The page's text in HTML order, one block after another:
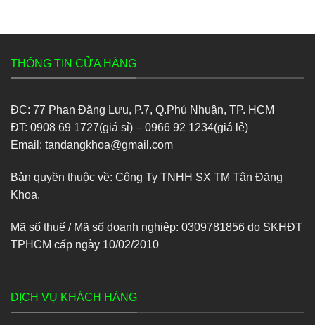
THÔNG TIN CỬA HÀNG
ĐC: 77 Phan Đăng Lưu, P.7, Q.Phú Nhuận, TP. HCM
ĐT: 0908 69 1727(giá sỉ) – 0966 92 1234(giá lẻ)
Email: tandangkhoa@gmail.com
Bản quyền thuộc về: Công Ty TNHH SX TM Tân Đăng
Khoa.
Mã số thuế / Mã số doanh nghiệp: 0309781856 do SKHĐT
TPHCM cấp ngày 10/02/2010
DỊCH VỤ KHÁCH HÀNG